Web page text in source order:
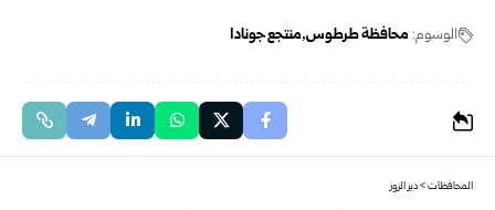
الوسوم: محافظة طرطوس منتجع جونادا
المحافظات>دير الزور